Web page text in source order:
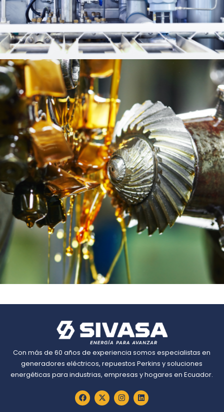
Grupos de Bombeo
Grupos de Bombeo para Máxima Presión y Flujo
Continuo
Lubricantes Industriales para Maquinaria
Con más de 60 años de experiencia somos especialistas en
generadores eléctricos, repuestos Perkins y soluciones
energéticas para industrias, empresas y hogares en Ecuador.